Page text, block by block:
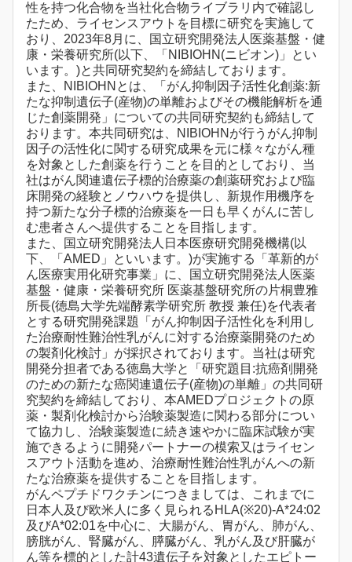
性を持つ化合物を当社化合物ライブラリ内で確認し
たため、ライセンスアウトを目標に研究を実施して
おり、2023年8月に、国立研究開発法人医薬基盤・健
康・栄養研究所(以下、「NIBIOHN(ニビオン)」とい
います。)と共同研究契約を締結しております。
また、NIBIOHNとは、「がん抑制因子活性化創薬:新
たな抑制遺伝子(産物)の単離およびその機能解析を通
じた創薬開発」についての共同研究契約も締結して
おります。本共同研究は、NIBIOHNが行うがん抑制
因子の活性化に関する研究成果を元に様々ながん種
を対象とした創薬を行うことを目的としており、当
社はがん関連遺伝子標的治療薬の創薬研究および臨
床開発の経験とノウハウを提供し、新規作用機序を
持つ新たな分子標的治療薬を一日も早くがんに苦し
む患者さんへ提供することを目指します。
また、国立研究開発法人日本医療研究開発機構(以
下、「AMED」といいます。)が実施する「革新的が
ん医療実用化研究事業」に、国立研究開発法人医薬
基盤・健康・栄養研究所 医薬基盤研究所の片桐豊雅
所長(徳島大学先端酵素学研究所 教授 兼任)を代表者
とする研究開発課題「がん抑制因子活性化を利用し
た治療耐性難治性乳がんに対する治療薬開発のため
の製剤化検討」が採択されております。当社は研究
開発分担者である徳島大学と「研究題目:抗癌剤開発
のための新たな癌関連遺伝子(産物)の単離」の共同研
究契約を締結しており、本AMEDプロジェクトの原
薬・製剤化検討から治験薬製造に関わる部分につい
て協力し、治験薬製造に続き速やかに臨床試験が実
施できるように開発パートナーの模索又はライセン
スアウト活動を進め、治療耐性難治性乳がんへの新
たな治療薬を提供することを目指します。
がんペプチドワクチンにつきましては、これまでに
日本人及び欧米人に多く見られるHLA(※20)-A*24:02
及びA*02:01を中心に、大腸がん、胃がん、肺がん、
膀胱がん、腎臓がん、膵臓がん、乳がん及び肝臓が
ん等を標的とした計43遺伝子を対象としたエピトー